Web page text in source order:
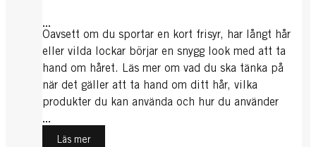
...
Oavsett om du sportar en kort frisyr, har långt hår
eller vilda lockar börjar en snygg look med att ta
hand om håret. Läs mer om vad du ska tänka på
när det gäller att ta hand om ditt hår, vilka
produkter du kan använda och hur du använder
dem.
...
Läs mer